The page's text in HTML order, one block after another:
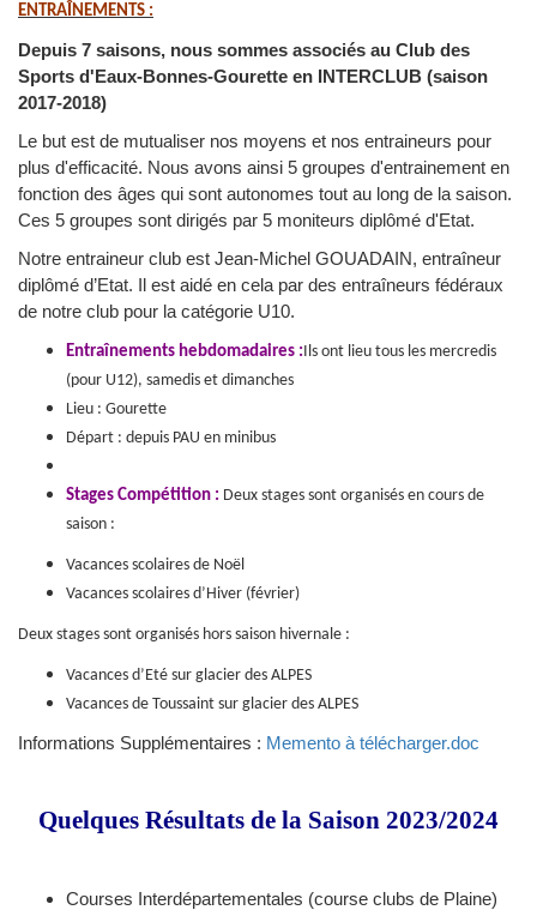
ENTRAÎNEMENTS :
Depuis 7 saisons, nous sommes associés au Club des
Sports d'Eaux-Bonnes-Gourette en INTERCLUB (saison
2017-2018)
Le but est de mutualiser nos moyens et nos entraineurs pour
plus d'efficacité. Nous avons ainsi 5 groupes d'entrainement en
fonction des âges qui sont autonomes tout au long de la saison.
Ces 5 groupes sont dirigés par 5 moniteurs diplômé d'Etat.
Notre entraineur club est Jean-Michel GOUADAIN, entraîneur
diplômé d’Etat. Il est aidé en cela par des entraîneurs fédéraux
de notre club pour la catégorie U10.
Entraînements hebdomadaires : Ils ont lieu tous les mercredis
(pour U12), samedis et dimanches
Lieu : Gourette
Départ : depuis PAU en minibus
Stages Compétition : Deux stages sont organisés en cours de
saison :
Vacances scolaires de Noël
Vacances scolaires d’Hiver (février)
Deux stages sont organisés hors saison hivernale :
Vacances d’Eté sur glacier des ALPES
Vacances de Toussaint sur glacier des ALPES
Informations Supplémentaires : Memento à télécharger.doc
Quelques Résultats de la Saison 2023/2024
Courses Interdépartementales (course clubs de Plaine)